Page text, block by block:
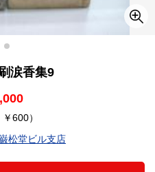
涙香集9
￥600）
松堂ビル支店